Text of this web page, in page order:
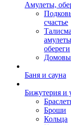
Амулеты,
счастье
обереги
Баня и сауна
Бижутерия и
Броши
Кольца